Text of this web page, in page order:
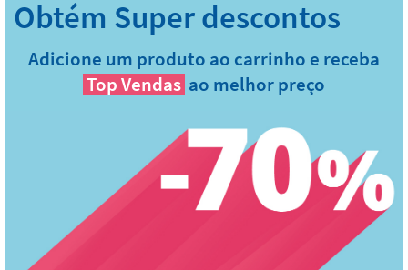
Adicione um produto ao carrinho e receba
Top Vendas ao melhor preço